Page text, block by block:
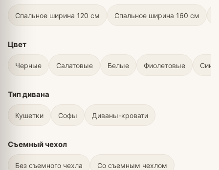
Спальное ширина 120 см Спальное ширина 160 см
Цвет
Черные Салатовые Белые Фиолетовые
Тип дивана
Кушетки Софы Диваны-кровати
Съемный чехол
Без съемного чехла Со съемным чехлом